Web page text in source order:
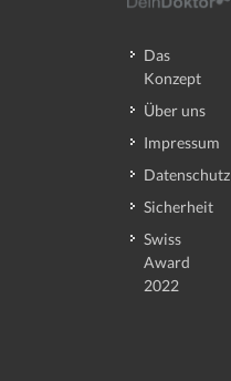
Das
Konzept
Über uns
Impressum
Datenschutz
Sicherheit
Swiss
Award
2022